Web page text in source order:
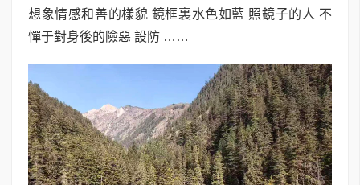
想象情感和善的樣貌 鏡框裏水色如藍 照鏡子的人 不
憚于對身後的險惡 設防 ……